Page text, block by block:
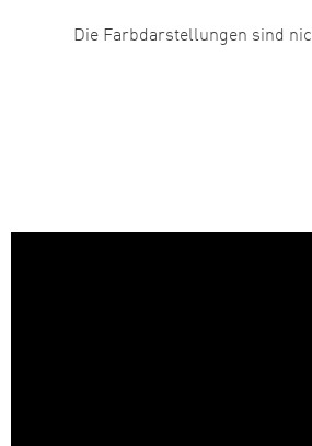
Die Farbdarstellungen sind